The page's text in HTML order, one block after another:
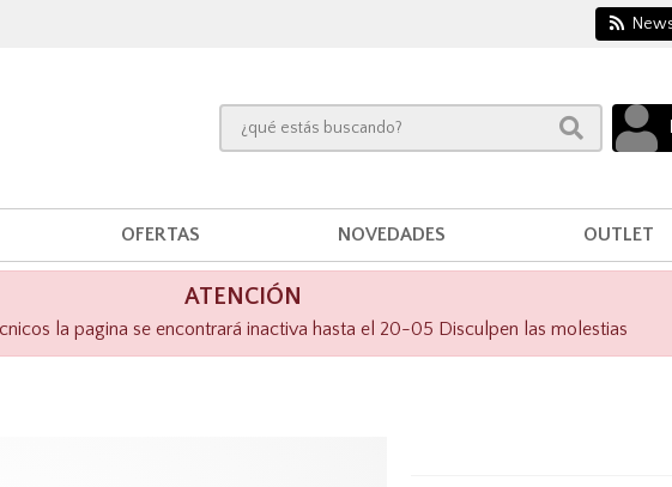
OFERTAS NOVEDADES OUTLET
ATENCIÓN
la pagina se encontrará inactiva hasta el 20-05 Disculpen las molestias